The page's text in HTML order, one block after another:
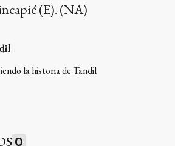
(E). (NA)
la historia de Tandil
0